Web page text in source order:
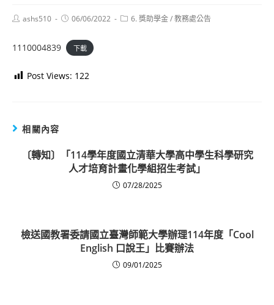
Postashs510
Post06/06/2022
Post6. 獎助學金/教務處公告
1110004839 下載
Post Views: 122
相關內容
〔轉知〕「114學年度國立清華大學高中學生科學研究
人才培育計畫化學組招生考試」
07/28/2025
檢送國教署委請國立臺灣師範大學辦理114年度「Cool
English 口說王」比賽辦法
09/01/2025